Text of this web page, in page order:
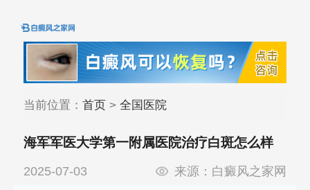
当前位置： 首页> 全国医院
海军军医大学第一附属医院治疗白斑怎么样
2025-07-03 来源： 白癜风之家网